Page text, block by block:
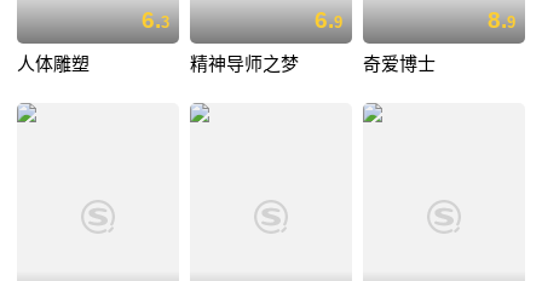
6.3
人体雕塑
6.9
精神导师之梦
8.9
奇爱博士